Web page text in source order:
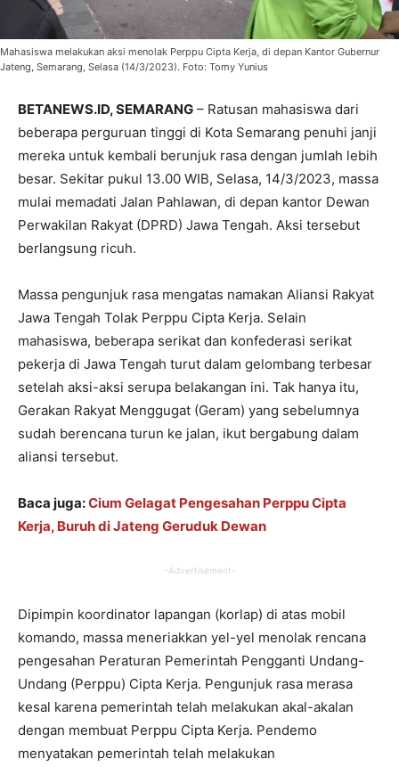
Mahasiswa melakukan aksi menolak Perppu Cipta Kerja, di depan Kantor Gubernur
Jateng, Semarang, Selasa (14/3/2023). Foto: Tomy Yunius
BETANEWS.ID, SEMARANG – Ratusan mahasiswa dari
beberapa perguruan tinggi di Kota Semarang penuhi janji
mereka untuk kembali berunjuk rasa dengan jumlah lebih
besar. Sekitar pukul 13.00 WIB, Selasa, 14/3/2023, massa
mulai memadati Jalan Pahlawan, di depan kantor Dewan
Perwakilan Rakyat (DPRD) Jawa Tengah. Aksi tersebut
berlangsung ricuh.
Massa pengunjuk rasa mengatas namakan Aliansi Rakyat
Jawa Tengah Tolak Perppu Cipta Kerja. Selain
mahasiswa, beberapa serikat dan konfederasi serikat
pekerja di Jawa Tengah turut dalam gelombang terbesar
setelah aksi-aksi serupa belakangan ini. Tak hanya itu,
Gerakan Rakyat Menggugat (Geram) yang sebelumnya
sudah berencana turun ke jalan, ikut bergabung dalam
aliansi tersebut.
Baca juga:Cium Gelagat Pengesahan Perppu Cipta
Kerja, Buruh di Jateng Geruduk Dewan
-Advertisement-
Dipimpin koordinator lapangan (korlap) di atas mobil
komando, massa meneriakkan yel-yel menolak rencana
pengesahan Peraturan Pemerintah Pengganti Undang-
Undang (Perppu) Cipta Kerja. Pengunjuk rasa merasa
kesal karena pemerintah telah melakukan akal-akalan
dengan membuat Perppu Cipta Kerja. Pendemo
menyatakan pemerintah telah melakukan